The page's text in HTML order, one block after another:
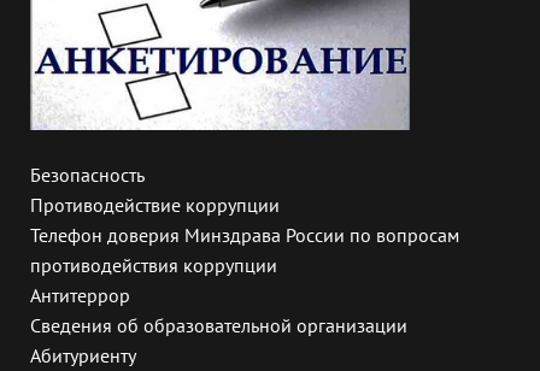
Безопасность
Противодействие коррупции
Телефон доверия Минздрава России по вопросам
противодействия коррупции
Антитеррор
Сведения об образовательной организации
Абитуриенту